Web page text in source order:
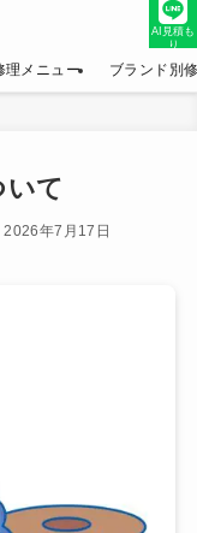
AI見積も
り
理メニュー ブランド別
いて
2026年7月17日